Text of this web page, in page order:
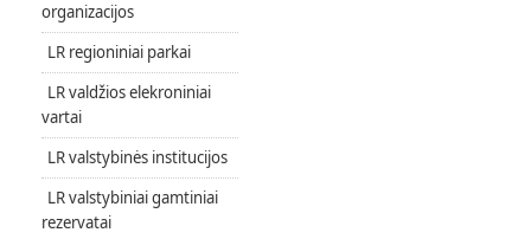
organizacijos
LR regioniniai parkai
LR valdžios elekroniniai
vartai
LR valstybinės institucijos
LR valstybiniai gamtiniai
rezervatai